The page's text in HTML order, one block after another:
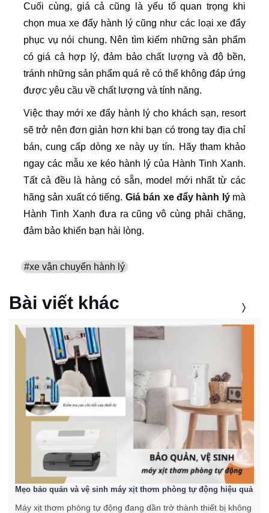
Cuối cùng, giá cả cũng là yếu tố quan trọng khi
chọn mua xe đẩy hành lý cũng như các loại xe đẩy
phục vụ nói chung. Nên tìm kiếm những sản phẩm
có giá cả hợp lý, đảm bảo chất lượng và độ bền,
tránh những sản phẩm quá rẻ có thể không đáp ứng
được yêu cầu về chất lượng và tính năng.
Việc thay mới xe đẩy hành lý cho khách sạn, resort
sẽ trở nên đơn giản hơn khi bạn có trong tay địa chỉ
bán, cung cấp dòng xe này uy tín. Hãy tham khảo
ngay các mẫu xe kéo hành lý của Hành Tinh Xanh.
Tất cả đều là hàng có sẵn, model mới nhất từ các
hãng sản xuất có tiếng. Giá bán xe đẩy hành lýmà
Hành Tinh Xanh đưa ra cũng vô cùng phải chăng,
đảm bảo khiến bạn hài lòng.
#xe vận chuyển hành lý
Bài viết khác
Mẹo bảo quản và vệ sinh máy xịt thơm phòng tự động hiệu quả
Máy xịt thơm phòng tự động đang dần trở thành thiết bị không